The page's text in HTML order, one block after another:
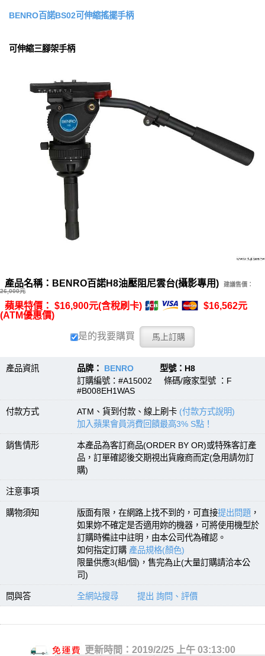
BENRO百諾BS02可伸縮搖擺手柄
可伸縮三腳架手柄
產品名稱：BENRO百諾H8油壓阻尼雲台(攝影專用)
建議售價：
26,000元
蘋果特價： $16,900元(含稅刷卡)
$16,562元
(ATM優惠價)
是的我要購買
產品資訊 品牌： BENRO 型號：H8
訂購編號：#A15002 條碼/廠家型號 ：F
#B008EH1WAS
付款方式 ATM、貨到付款、線上刷卡 (付款方式說明)
加入蘋果會員消費回饋最高3% S點！
銷售情形
本產品為客訂商品(ORDER BY OR)或特殊客訂產
品，訂單確認後交期視出貨廠商而定(急用請勿訂
購)
注意事項
購物須知 版面有限，在網路上找不到的，可直接提出問題 ，
如果妳不確定是否適用妳的機器，可將使用機型於
訂購時備註中註明，由本公司代為確認。
如何指定訂購 產品規格(顏色)
限量供應3(組/個)，售完為止(大量訂購請洽本公
司)
問與答 全網站搜尋 提出 詢問、評價
更新時間：2019/2/25 上午 03:13:00